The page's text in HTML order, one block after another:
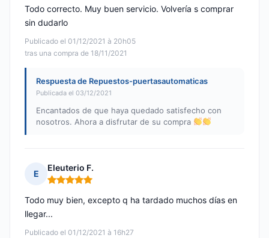
Publicado el 01/12/2021 à 20h05
tras una compra de 18/11/2021
Todo correcto. Muy buen servicio. Volvería s comprar
sin dudarlo
Respuesta de Repuestos-puertasautomaticas
Publicada el 03/12/2021
Encantados de que haya quedado satisfecho con
nosotros. Ahora a disfrutar de su compra
E
Eleuterio F.
Nota: 5 de 5
Publicado el 01/12/2021 à 16h27
Todo muy bien, excepto q ha tardado muchos días en
llegar...